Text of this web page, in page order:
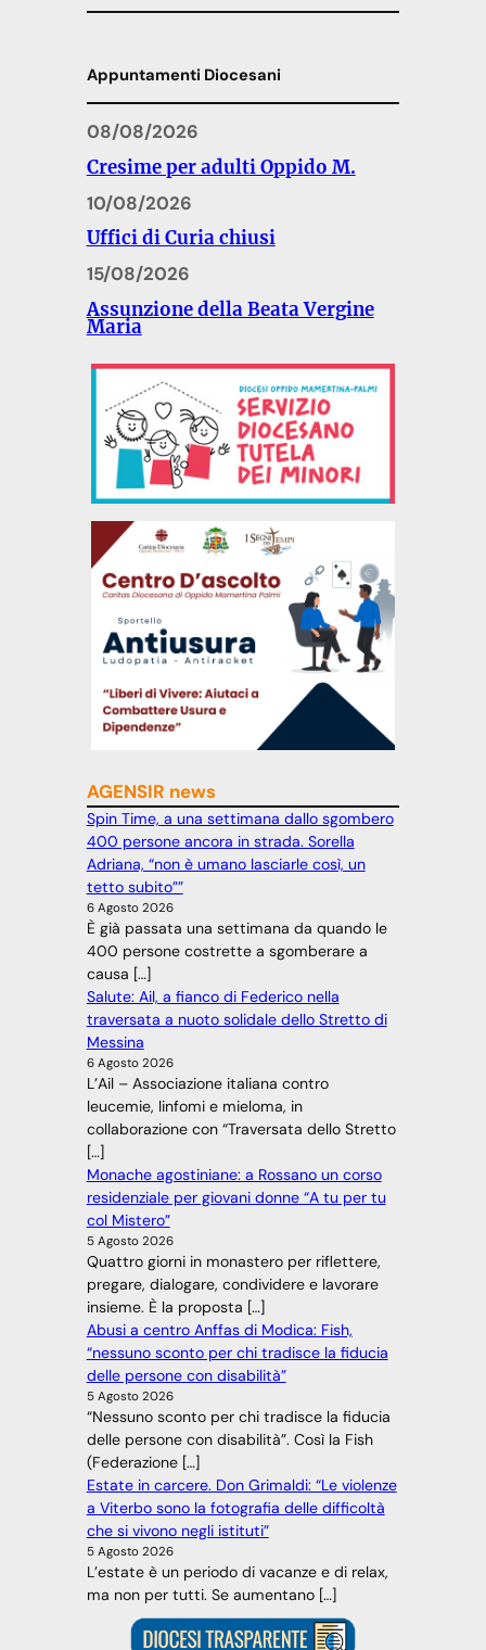
Appuntamenti Diocesani
08/08/2026
Cresime per adulti Oppido M.
10/08/2026
Uffici di Curia chiusi
15/08/2026
Assunzione della Beata Vergine
Maria
AGENSIR news
Spin Time, a una settimana dallo sgombero
400 persone ancora in strada. Sorella
Adriana, “non è umano lasciarle così, un
tetto subito””
6 Agosto 2026
È già passata una settimana da quando le
400 persone costrette a sgomberare a
causa […]
Salute: Ail, a fianco di Federico nella
traversata a nuoto solidale dello Stretto di
Messina
6 Agosto 2026
L’Ail – Associazione italiana contro
leucemie, linfomi e mieloma, in
collaborazione con “Traversata dello Stretto
[…]
Monache agostiniane: a Rossano un corso
residenziale per giovani donne “A tu per tu
col Mistero”
5 Agosto 2026
Quattro giorni in monastero per riflettere,
pregare, dialogare, condividere e lavorare
insieme. È la proposta […]
Abusi a centro Anffas di Modica: Fish,
“nessuno sconto per chi tradisce la fiducia
delle persone con disabilità”
5 Agosto 2026
“Nessuno sconto per chi tradisce la fiducia
delle persone con disabilità”. Così la Fish
(Federazione […]
Estate in carcere. Don Grimaldi: “Le violenze
a Viterbo sono la fotografia delle difficoltà
che si vivono negli istituti”
5 Agosto 2026
L’estate è un periodo di vacanze e di relax,
ma non per tutti. Se aumentano […]